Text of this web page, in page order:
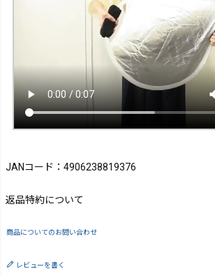
JANコード：4906238819376
返品特約について
商品についてのお問い合わせ
レビューを書く